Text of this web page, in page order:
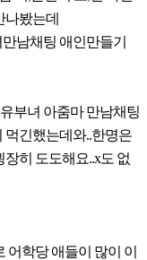
나봤는데
남채팅 애인만들기
부녀 아줌마 만남채팅
먹긴했는데와..한명은
히 도도해요..x도 없
학당 애들이 많이 이